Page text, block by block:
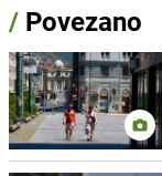
/ Povezano